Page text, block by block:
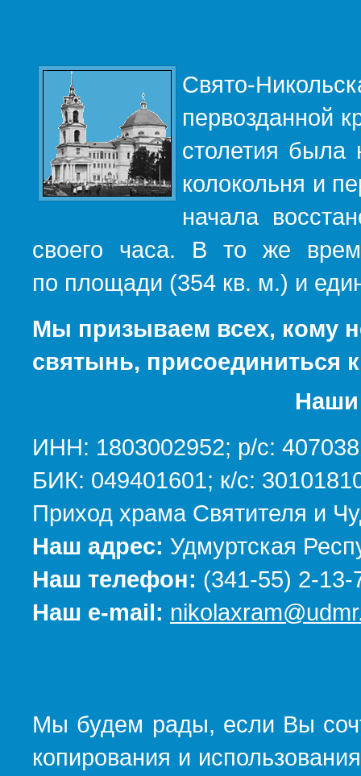
Свято-
первозданной
столетия была
колокольня и
начала
своего часа. В то же
по площади (354 кв. м.) и
Мы призываем всех, кому
святынь, присоединиться
Наши
ИНН: 1803002952; р/с:
БИК: 049401601; к/с:
Приход храма Святителя и
Наш адрес: Удмуртская
Наш телефон: (341-55) 2-13-
Наш e-mail:
Мы будем рады, если Вы
копирования и